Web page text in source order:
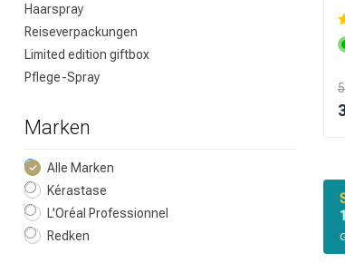
Haarspray
Reiseverpackungen
Limited edition giftbox
Pflege-Spray
Marken
Alle Marken
Kérastase
L'Oréal Professionnel
Redken